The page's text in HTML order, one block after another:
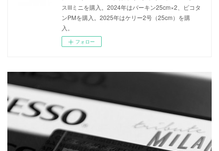
スIIIミニを購入。2024年はバーキン25cm×2、ピコタ
ンPMを購入。2025年はケリー2号（25cm）を購
入。
フォロー